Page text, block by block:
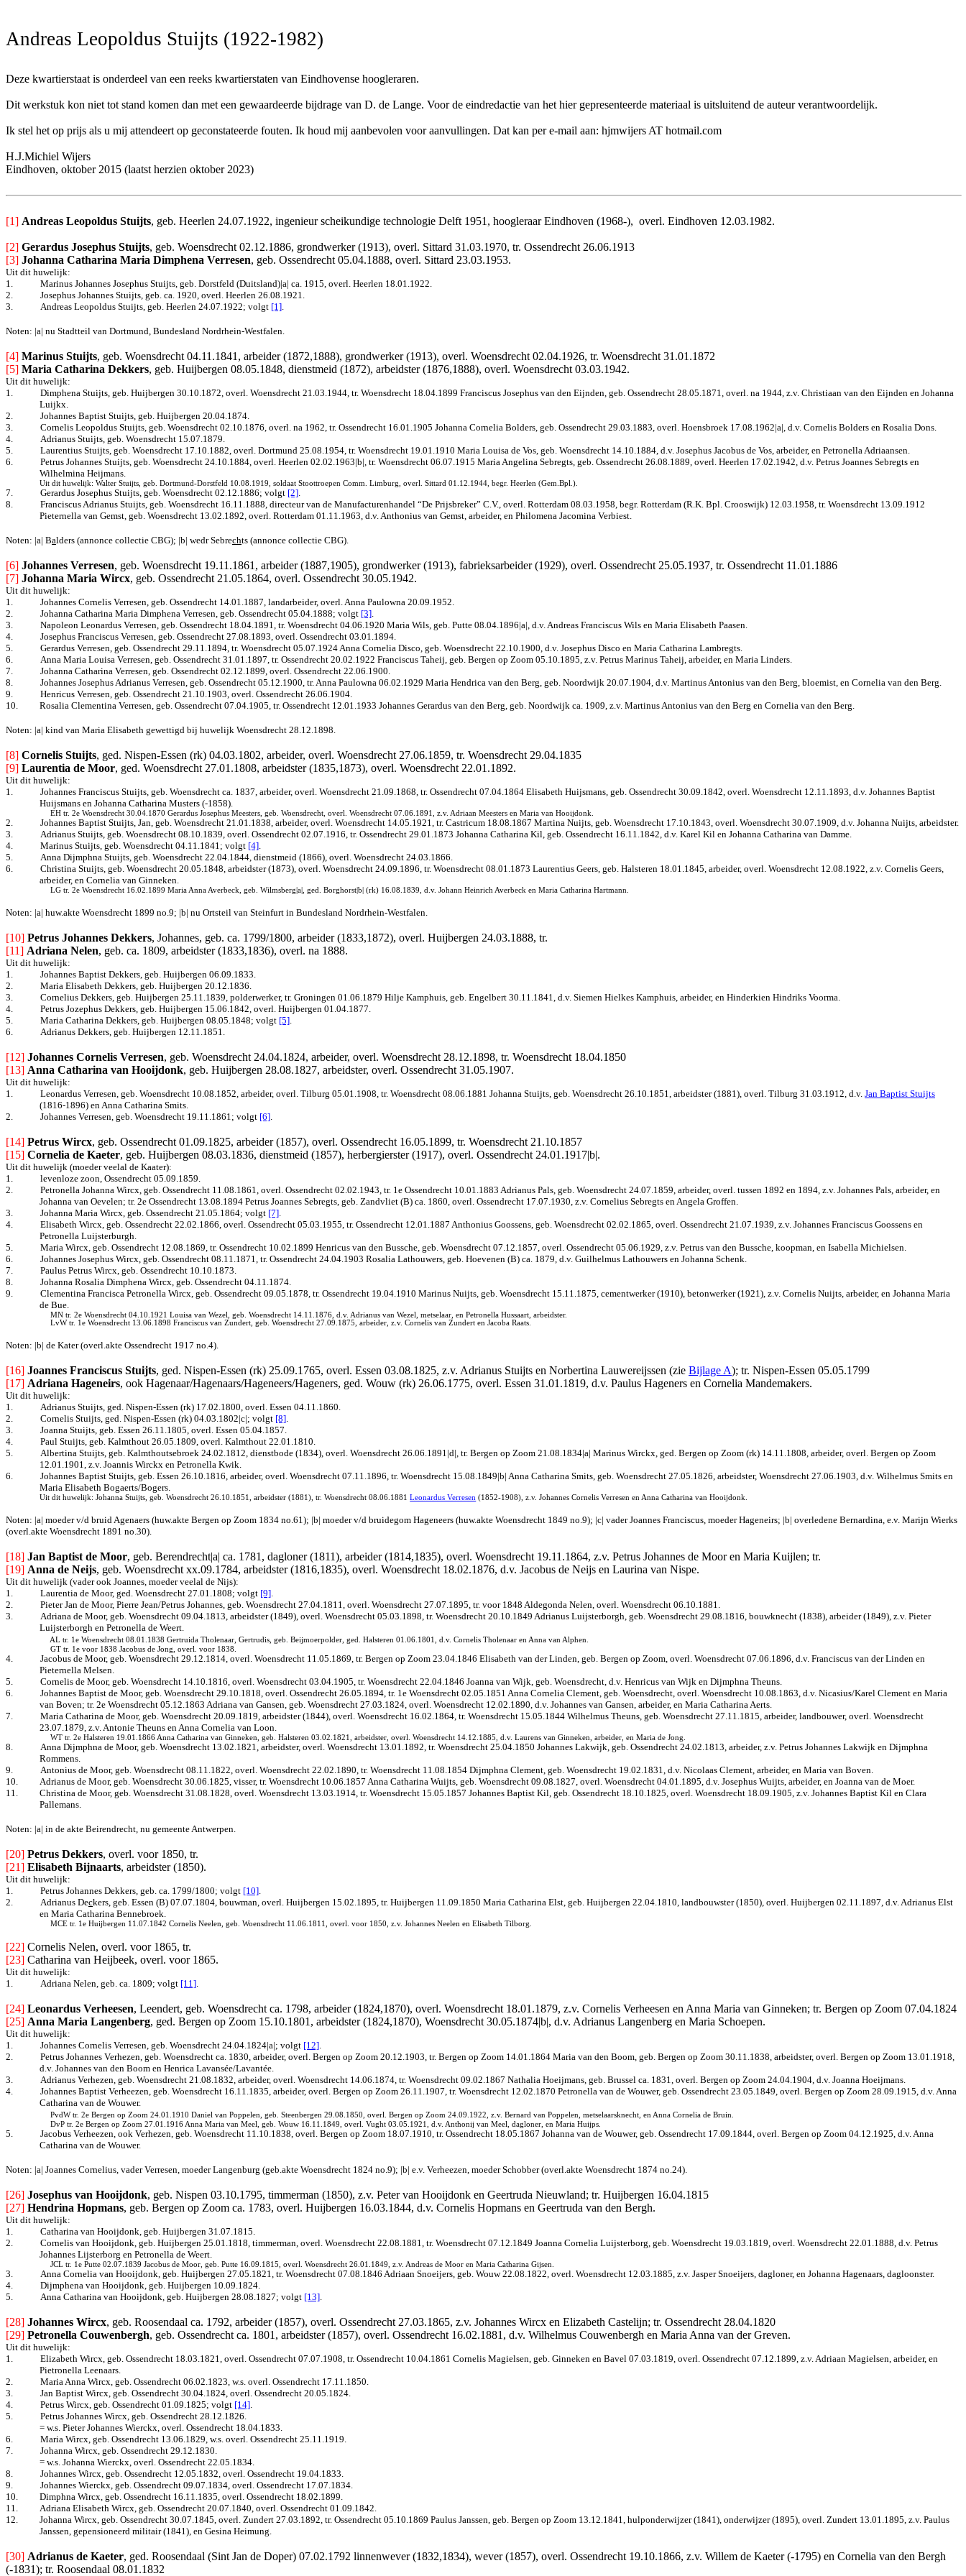
Andreas Leopoldus Stuijts (1922-1982)
Deze kwartierstaat is onderdeel van een reeks kwartierstaten van Eindhovense hoogleraren.
Dit werkstuk kon niet tot stand komen dan met een gewaardeerde bijdrage van D. de Lange. Voor de eindredactie van het hier gepresenteerde materiaal is uitsluitend de auteur verantwoordelijk.
Ik stel het op prijs als u mij attendeert op geconstateerde fouten. Ik houd mij aanbevolen voor aanvullingen. Dat kan per e-mail aan: hjmwijers AT hotmail.com
H.J.Michiel Wijers
Eindhoven, oktober 2015 (laatst herzien oktober 2023)
[1] Andreas Leopoldus Stuijts, geb. Heerlen 24.07.1922, ingenieur scheikundige technologie Delft 1951, hoogleraar Eindhoven (1968-), overl. Eindhoven 12.03.1982.
[2] Gerardus Josephus Stuijts, geb. Woensdrecht 02.12.1886, grondwerker (1913), overl. Sittard 31.03.1970, tr. Ossendrecht 26.06.1913
[3] Johanna Catharina Maria Dimphena Verresen, geb. Ossendrecht 05.04.1888, overl. Sittard 23.03.1953.
Uit dit huwelijk:
1.
Marinus Johannes Josephus Stuijts, geb. Dorstfeld (Duitsland)|a| ca. 1915, overl. Heerlen 18.01.1922.
2.
Josephus Johannes Stuijts, geb. ca. 1920, overl. Heerlen 26.08.1921.
3.
Andreas Leopoldus Stuijts, geb. Heerlen 24.07.1922; volgt [1].
Noten: |a| nu Stadtteil van Dortmund, Bundesland Nordrhein-Westfalen.
[4] Marinus Stuijts, geb. Woensdrecht 04.11.1841, arbeider (1872,1888), grondwerker (1913), overl. Woensdrecht 02.04.1926, tr. Woensdrecht 31.01.1872
[5] Maria Catharina Dekkers, geb. Huijbergen 08.05.1848, dienstmeid (1872), arbeidster (1876,1888), overl. Woensdrecht 03.03.1942.
Uit dit huwelijk:
1.
Dimphena Stuijts, geb. Huijbergen 30.10.1872, overl. Woensdrecht 21.03.1944, tr. Woensdrecht 18.04.1899 Franciscus Josephus van den Eijnden, geb. Ossendrecht 28.05.1871, overl. na 1944, z.v. Christiaan van den Eijnden en Johanna
Luijkx.
2.
Johannes Baptist Stuijts, geb. Huijbergen 20.04.1874.
3.
Cornelis Leopoldus Stuijts, geb. Woensdrecht 02.10.1876, overl. na 1962, tr. Ossendrecht 16.01.1905 Johanna Cornelia Bolders, geb. Ossendrecht 29.03.1883, overl. Hoensbroek 17.08.1962|a|, d.v. Cornelis Bolders en Rosalia Dons.
4.
Adrianus Stuijts, geb. Woensdrecht 15.07.1879.
5.
Laurentius Stuijts, geb. Woensdrecht 17.10.1882, overl. Dortmund 25.08.1954, tr. Woensdrecht 19.01.1910 Maria Louisa de Vos, geb. Woensdrecht 14.10.1884, d.v. Josephus Jacobus de Vos, arbeider, en Petronella Adriaansen.
6.
Petrus Johannes Stuijts, geb. Woensdrecht 24.10.1884, overl. Heerlen 02.02.1963|b|, tr. Woensdrecht 06.07.1915 Maria Angelina Sebregts, geb. Ossendrecht 26.08.1889, overl. Heerlen 17.02.1942, d.v. Petrus Joannes Sebregts en
Wilhelmina Heijmans.
Uit dit huwelijk: Walter Stuijts, geb. Dortmund-Dorstfeld 10.08.1919, soldaat Stoottroepen Comm. Limburg, overl. Sittard 01.12.1944, begr. Heerlen (Gem.Bpl.).
7. Gerardus Josephus Stuijts, geb. Woensdrecht 02.12.1886; volgt [2].
8.
Franciscus Adrianus Stuijts, geb. Woensdrecht 16.11.1888, directeur van de Manufacturenhandel “De Prijsbreker” C.V., overl. Rotterdam 08.03.1958, begr. Rotterdam (R.K. Bpl. Crooswijk) 12.03.1958, tr. Woensdrecht 13.09.1912
Pieternella van Gemst, geb. Woensdrecht 13.02.1892, overl. Rotterdam 01.11.1963, d.v. Anthonius van Gemst, arbeider, en Philomena Jacomina Verbiest.
Noten: |a| Balders (annonce collectie CBG); |b| wedr Sebrechts (annonce collectie CBG).
[6] Johannes Verresen, geb. Woensdrecht 19.11.1861, arbeider (1887,1905), grondwerker (1913), fabrieksarbeider (1929), overl. Ossendrecht 25.05.1937, tr. Ossendrecht 11.01.1886
[7] Johanna Maria Wircx, geb. Ossendrecht 21.05.1864, overl. Ossendrecht 30.05.1942.
Uit dit huwelijk:
1.
Johannes Cornelis Verresen, geb. Ossendrecht 14.01.1887, landarbeider, overl. Anna Paulowna 20.09.1952.
2.
Johanna Catharina Maria Dimphena Verresen, geb. Ossendrecht 05.04.1888; volgt [3].
3.
Napoleon Leonardus Verresen, geb. Ossendrecht 18.04.1891, tr. Woensdrecht 04.06.1920 Maria Wils, geb. Putte 08.04.1896|a|, d.v. Andreas Franciscus Wils en Maria Elisabeth Paasen.
4.
Josephus Franciscus Verresen, geb. Ossendrecht 27.08.1893, overl. Ossendrecht 03.01.1894.
5.
Gerardus Verresen, geb. Ossendrecht 29.11.1894, tr. Woensdrecht 05.07.1924 Anna Cornelia Disco, geb. Woensdrecht 22.10.1900, d.v. Josephus Disco en Maria Catharina Lambregts.
6.
Anna Maria Louisa Verresen, geb. Ossendrecht 31.01.1897, tr. Ossendrecht 20.02.1922 Franciscus Taheij, geb. Bergen op Zoom 05.10.1895, z.v. Petrus Marinus Taheij, arbeider, en Maria Linders.
7.
Johanna Catharina Verresen, geb. Ossendrecht 02.12.1899, overl. Ossendrecht 22.06.1900.
8.
Johannes Josephus Adrianus Verresen, geb. Ossendrecht 05.12.1900, tr. Anna Paulowna 06.02.1929 Maria Hendrica van den Berg, geb. Noordwijk 20.07.1904, d.v. Martinus Antonius van den Berg, bloemist, en Cornelia van den Berg.
9.
Henricus Verresen, geb. Ossendrecht 21.10.1903, overl. Ossendrecht 26.06.1904.
10.
Rosalia Clementina Verresen, geb. Ossendrecht 07.04.1905, tr. Ossendrecht 12.01.1933 Johannes Gerardus van den Berg, geb. Noordwijk ca. 1909, z.v. Martinus Antonius van den Berg en Cornelia van den Berg.
Noten: |a| kind van Maria Elisabeth gewettigd bij huwelijk Woensdrecht 28.12.1898.
[8] Cornelis Stuijts, ged. Nispen-Essen (rk) 04.03.1802, arbeider, overl. Woensdrecht 27.06.1859, tr. Woensdrecht 29.04.1835
[9] Laurentia de Moor, ged. Woensdrecht 27.01.1808, arbeidster (1835,1873), overl. Woensdrecht 22.01.1892.
Uit dit huwelijk:
1.
Johannes Franciscus Stuijts, geb. Woensdrecht ca. 1837, arbeider, overl. Woensdrecht 21.09.1868, tr. Ossendrecht 07.04.1864 Elisabeth Huijsmans, geb. Ossendrecht 30.09.1842, overl. Woensdrecht 12.11.1893, d.v. Johannes Baptist
Huijsmans en Johanna Catharina Musters (-1858).
EH tr. 2e Woensdrecht 30.04.1870 Gerardus Josephus Meesters, geb. Woensdrecht, overl. Woensdrecht 07.06.1891, z.v. Adriaan Meesters en Maria van Hooijdonk.
2.
Johannes Baptist Stuijts, Jan, geb. Woensdrecht 21.01.1838, arbeider, overl. Woensdrecht 14.05.1921, tr. Castricum 18.08.1867 Martina Nuijts, geb. Woensdrecht 17.10.1843, overl. Woensdrecht 30.07.1909, d.v. Johanna Nuijts, arbeidster.
3.
Adrianus Stuijts, geb. Woensdrecht 08.10.1839, overl. Ossendrecht 02.07.1916, tr. Ossendrecht 29.01.1873 Johanna Catharina Kil, geb. Ossendrecht 16.11.1842, d.v. Karel Kil en Johanna Catharina van Damme.
4.
Marinus Stuijts, geb. Woensdrecht 04.11.1841; volgt [4].
5.
Anna Dijmphna Stuijts, geb. Woensdrecht 22.04.1844, dienstmeid (1866), overl. Woensdrecht 24.03.1866.
6.
Christina Stuijts, geb. Woensdrecht 20.05.1848, arbeidster (1873), overl. Woensdrecht 24.09.1896, tr. Woensdrecht 08.01.1873 Laurentius Geers, geb. Halsteren 18.01.1845, arbeider, overl. Woensdrecht 12.08.1922, z.v. Cornelis Geers,
arbeider, en Cornelia van Ginneken.
LG tr. 2e Woensdrecht 16.02.1899 Maria Anna Averbeck, geb. Wilmsberg|a|, ged. Borghorst|b| (rk) 16.08.1839, d.v. Johann Heinrich Averbeck en Maria Catharina Hartmann.
Noten: |a| huw.akte Woensdrecht 1899 no.9; |b| nu Ortsteil van Steinfurt in Bundesland Nordrhein-Westfalen.
[10] Petrus Johannes Dekkers, Johannes, geb. ca. 1799/1800, arbeider (1833,1872), overl. Huijbergen 24.03.1888, tr.
[11] Adriana Nelen, geb. ca. 1809, arbeidster (1833,1836), overl. na 1888.
Uit dit huwelijk:
1.
Johannes Baptist Dekkers, geb. Huijbergen 06.09.1833.
2.
Maria Elisabeth Dekkers, geb. Huijbergen 20.12.1836.
3.
Cornelius Dekkers, geb. Huijbergen 25.11.1839, polderwerker, tr. Groningen 01.06.1879 Hilje Kamphuis, geb. Engelbert 30.11.1841, d.v. Siemen Hielkes Kamphuis, arbeider, en Hinderkien Hindriks Voorma.
4.
Petrus Jozephus Dekkers, geb. Huijbergen 15.06.1842, overl. Huijbergen 01.04.1877.
5.
Maria Catharina Dekkers, geb. Huijbergen 08.05.1848; volgt [5].
6.
Adrianus Dekkers, geb. Huijbergen 12.11.1851.
[12] Johannes Cornelis Verresen, geb. Woensdrecht 24.04.1824, arbeider, overl. Woensdrecht 28.12.1898, tr. Woensdrecht 18.04.1850
[13] Anna Catharina van Hooijdonk, geb. Huijbergen 28.08.1827, arbeidster, overl. Ossendrecht 31.05.1907.
Uit dit huwelijk:
1.
Leonardus Verresen, geb. Woensdrecht 10.08.1852, arbeider, overl. Tilburg 05.01.1908, tr. Woensdrecht 08.06.1881 Johanna Stuijts, geb. Woensdrecht 26.10.1851, arbeidster (1881), overl. Tilburg 31.03.1912, d.v. Jan Baptist Stuijts
(1816-1896) en Anna Catharina Smits.
2.
Johannes Verresen, geb. Woensdrecht 19.11.1861; volgt [6].
[14] Petrus Wircx, geb. Ossendrecht 01.09.1825, arbeider (1857), overl. Ossendrecht 16.05.1899, tr. Woensdrecht 21.10.1857
[15] Cornelia de Kaeter, geb. Huijbergen 08.03.1836, dienstmeid (1857), herbergierster (1917), overl. Ossendrecht 24.01.1917|b|.
Uit dit huwelijk (moeder veelal de Kaater):
1.
levenloze zoon, Ossendrecht 05.09.1859.
2.
Petronella Johanna Wircx, geb. Ossendrecht 11.08.1861, overl. Ossendrecht 02.02.1943, tr. 1e Ossendrecht 10.01.1883 Adrianus Pals, geb. Woensdrecht 24.07.1859, arbeider, overl. tussen 1892 en 1894, z.v. Johannes Pals, arbeider, en
Johanna van Oevelen; tr. 2e Ossendrecht 13.08.1894 Petrus Joannes Sebregts, geb. Zandvliet (B) ca. 1860, overl. Ossendrecht 17.07.1930, z.v. Cornelius Sebregts en Angela Groffen.
3.
Johanna Maria Wircx, geb. Ossendrecht 21.05.1864; volgt [7].
4.
Elisabeth Wircx, geb. Ossendrecht 22.02.1866, overl. Ossendrecht 05.03.1955, tr. Ossendrecht 12.01.1887 Anthonius Goossens, geb. Woensdrecht 02.02.1865, overl. Ossendrecht 21.07.1939, z.v. Johannes Franciscus Goossens en
Petronella Luijsterburgh.
5.
Maria Wircx, geb. Ossendrecht 12.08.1869, tr. Ossendrecht 10.02.1899 Henricus van den Bussche, geb. Woensdrecht 07.12.1857, overl. Ossendrecht 05.06.1929, z.v. Petrus van den Bussche, koopman, en Isabella Michielsen.
6.
Johannes Josephus Wircx, geb. Ossendrecht 08.11.1871, tr. Ossendrecht 24.04.1903 Rosalia Lathouwers, geb. Hoevenen (B) ca. 1879, d.v. Guilhelmus Lathouwers en Johanna Schenk.
7.
Paulus Petrus Wircx, geb. Ossendrecht 10.10.1873.
8.
Johanna Rosalia Dimphena Wircx, geb. Ossendrecht 04.11.1874.
9.
Clementina Francisca Petronella Wircx, geb. Ossendrecht 09.05.1878, tr. Ossendrecht 19.04.1910 Marinus Nuijts, geb. Woensdrecht 15.11.1875, cementwerker (1910), betonwerker (1921), z.v. Cornelis Nuijts, arbeider, en Johanna Maria
de Bue.
MN tr. 2e Woensdrecht 04.10.1921 Louisa van Wezel, geb. Woensdrecht 14.11.1876, d.v. Adrianus van Wezel, metselaar, en Petronella Hussaart, arbeidster.
LvW tr. 1e Woensdrecht 13.06.1898 Franciscus van Zundert, geb. Woensdrecht 27.09.1875, arbeider, z.v. Cornelis van Zundert en Jacoba Raats.
Noten: |b| de Kater (overl.akte Ossendrecht 1917 no.4).
[16] Joannes Franciscus Stuijts, ged. Nispen-Essen (rk) 25.09.1765, overl. Essen 03.08.1825, z.v. Adrianus Stuijts en Norbertina Lauwereijssen (zie Bijlage A); tr. Nispen-Essen 05.05.1799
[17] Adriana Hageneirs, ook Hagenaar/Hagenaars/Hageneers/Hageners, ged. Wouw (rk) 26.06.1775, overl. Essen 31.01.1819, d.v. Paulus Hageners en Cornelia Mandemakers.
Uit dit huwelijk:
1.
Adrianus Stuijts, ged. Nispen-Essen (rk) 17.02.1800, overl. Essen 04.11.1860.
2.
Cornelis Stuijts, ged. Nispen-Essen (rk) 04.03.1802|c|; volgt [8].
3.
Joanna Stuijts, geb. Essen 26.11.1805, overl. Essen 05.04.1857.
4.
Paul Stuijts, geb. Kalmthout 26.05.1809, overl. Kalmthout 22.01.1810.
5.
Albertina Stuijts, geb. Kalmthoutsebroek 24.02.1812, dienstbode (1834), overl. Woensdrecht 26.06.1891|d|, tr. Bergen op Zoom 21.08.1834|a| Marinus Wirckx, ged. Bergen op Zoom (rk) 14.11.1808, arbeider, overl. Bergen op Zoom
12.01.1901, z.v. Joannis Wirckx en Petronella Kwik.
6.
Johannes Baptist Stuijts, geb. Essen 26.10.1816, arbeider, overl. Woensdrecht 07.11.1896, tr. Woensdrecht 15.08.1849|b| Anna Catharina Smits, geb. Woensdrecht 27.05.1826, arbeidster, Woensdrecht 27.06.1903, d.v. Wilhelmus Smits en
Maria Elisabeth Bogaerts/Bogers.
Uit dit huwelijk: Johanna Stuijts, geb. Woensdrecht 26.10.1851, arbeidster (1881), tr. Woensdrecht 08.06.1881Leonardus Verresen (1852-1908), z.v. Johannes Cornelis Verresen en Anna Catharina van Hooijdonk.
Noten: |a| moeder v/d bruid Agenaers (huw.akte Bergen op Zoom 1834 no.61); |b| moeder v/d bruidegom Hageneers (huw.akte Woensdrecht 1849 no.9); |c| vader Joannes Franciscus, moeder Hageneirs; |b| overledene Bernardina, e.v. Marijn Wierks
(overl.akte Woensdrecht 1891 no.30).
[18] Jan Baptist de Moor, geb. Berendrecht|a| ca. 1781, dagloner (1811), arbeider (1814,1835), overl. Woensdrecht 19.11.1864, z.v. Petrus Johannes de Moor en Maria Kuijlen; tr.
[19] Anna de Neijs, geb. Woensdrecht xx.09.1784, arbeidster (1816,1835), overl. Woensdrecht 18.02.1876, d.v. Jacobus de Neijs en Laurina van Nispe.
Uit dit huwelijk (vader ook Joannes, moeder veelal de Nijs):
1.
Laurentia de Moor, ged. Woensdrecht 27.01.1808; volgt [9].
2.
Pieter Jan de Moor, Pierre Jean/Petrus Johannes, geb. Woensdrecht 27.04.1811, overl. Woensdrecht 27.07.1895, tr. voor 1848 Aldegonda Nelen, overl. Woensdrecht 06.10.1881.
3.
Adriana de Moor, geb. Woensdrecht 09.04.1813, arbeidster (1849), overl. Woensdrecht 05.03.1898, tr. Woensdrecht 20.10.1849 Adrianus Luijsterborgh, geb. Woensdrecht 29.08.1816, bouwknecht (1838), arbeider (1849), z.v. Pieter
Luijsterborgh en Petronella de Weert.
AL tr. 1e Woensdrecht 08.01.1838 Gertruida Tholenaar, Gertrudis, geb. Beijmoerpolder, ged. Halsteren 01.06.1801, d.v. Cornelis Tholenaar en Anna van Alphen.
GT tr. 1e voor 1838 Jacobus de Jong, overl. voor 1838.
4.
Jacobus de Moor, geb. Woensdrecht 29.12.1814, overl. Woensdrecht 11.05.1869, tr. Bergen op Zoom 23.04.1846 Elisabeth van der Linden, geb. Bergen op Zoom, overl. Woensdrecht 07.06.1896, d.v. Franciscus van der Linden en
Pieternella Melsen.
5.
Cornelis de Moor, geb. Woensdrecht 14.10.1816, overl. Woensdrecht 03.04.1905, tr. Woensdrecht 22.04.1846 Joanna van Wijk, geb. Woensdrecht, d.v. Henricus van Wijk en Dijmphna Theuns.
6.
Johannes Baptist de Moor, geb. Woensdrecht 29.10.1818, overl. Ossendrecht 26.05.1894, tr. 1e Woensdrecht 02.05.1851 Anna Cornelia Clement, geb. Woensdrecht, overl. Woensdrecht 10.08.1863, d.v. Nicasius/Karel Clement en Maria
van Boven; tr. 2e Woensdrecht 05.12.1863 Adriana van Gansen, geb. Woensdrecht 27.03.1824, overl. Woensdrecht 12.02.1890, d.v. Johannes van Gansen, arbeider, en Maria Catharina Aerts.
7.
Maria Catharina de Moor, geb. Woensdrecht 20.09.1819, arbeidster (1844), overl. Woensdrecht 16.02.1864, tr. Woensdrecht 15.05.1844 Wilhelmus Theuns, geb. Woensdrecht 27.11.1815, arbeider, landbouwer, overl. Woensdrecht
23.07.1879, z.v. Antonie Theuns en Anna Cornelia van Loon.
WT tr. 2e Halsteren 19.01.1866 Anna Catharina van Ginneken, geb. Halsteren 03.02.1821, arbeidster, overl. Woensdrecht 14.12.1885, d.v. Laurens van Ginneken, arbeider, en Maria de Jong.
8.
Anna Dijmphna de Moor, geb. Woensdrecht 13.02.1821, arbeidster, overl. Woensdrecht 13.01.1892, tr. Woensdrecht 25.04.1850 Johannes Lakwijk, geb. Ossendrecht 24.02.1813, arbeider, z.v. Petrus Johannes Lakwijk en Dijmphna
Rommens.
9.
Antonius de Moor, geb. Woensdrecht 08.11.1822, overl. Woensdrecht 22.02.1890, tr. Woensdrecht 11.08.1854 Dijmphna Clement, geb. Woensdrecht 19.02.1831, d.v. Nicolaas Clement, arbeider, en Maria van Boven.
10.
Adrianus de Moor, geb. Woensdrecht 30.06.1825, visser, tr. Woensdrecht 10.06.1857 Anna Catharina Wuijts, geb. Woensdrecht 09.08.1827, overl. Woensdrecht 04.01.1895, d.v. Josephus Wuijts, arbeider, en Joanna van de Moer.
11.
Christina de Moor, geb. Woensdrecht 31.08.1828, overl. Woensdrecht 13.03.1914, tr. Woensdrecht 15.05.1857 Johannes Baptist Kil, geb. Ossendrecht 18.10.1825, overl. Woensdrecht 18.09.1905, z.v. Johannes Baptist Kil en Clara
Pallemans.
Noten: |a| in de akte Beirendrecht, nu gemeente Antwerpen.
[20] Petrus Dekkers, overl. voor 1850, tr.
[21] Elisabeth Bijnaarts, arbeidster (1850).
Uit dit huwelijk:
1.
Petrus Johannes Dekkers, geb. ca. 1799/1800; volgt [10].
2.
Adrianus Deckers, geb. Essen (B) 07.07.1804, bouwman, overl. Huijbergen 15.02.1895, tr. Huijbergen 11.09.1850 Maria Catharina Elst, geb. Huijbergen 22.04.1810, landbouwster (1850), overl. Huijbergen 02.11.1897, d.v. Adrianus Elst
en Maria Catharina Bennebroek.
MCE tr. 1e Huijbergen 11.07.1842 Cornelis Neelen, geb. Woensdrecht 11.06.1811, overl. voor 1850, z.v. Johannes Neelen en Elisabeth Tilborg.
[22] Cornelis Nelen, overl. voor 1865, tr.
[23] Catharina van Heijbeek, overl. voor 1865.
Uit dit huwelijk:
1.
Adriana Nelen, geb. ca. 1809; volgt [11].
[24] Leonardus Verheesen, Leendert, geb. Woensdrecht ca. 1798, arbeider (1824,1870), overl. Woensdrecht 18.01.1879, z.v. Cornelis Verheesen en Anna Maria van Ginneken; tr. Bergen op Zoom 07.04.1824
[25] Anna Maria Langenberg, ged. Bergen op Zoom 15.10.1801, arbeidster (1824,1870), Woensdrecht 30.05.1874|b|, d.v. Adrianus Langenberg en Maria Schoepen.
Uit dit huwelijk:
1.
Johannes Cornelis Verresen, geb. Woensdrecht 24.04.1824|a|; volgt [12].
2.
Petrus Johannes Verhezen, geb. Woensdrecht ca. 1830, arbeider, overl. Bergen op Zoom 20.12.1903, tr. Bergen op Zoom 14.01.1864 Maria van den Boom, geb. Bergen op Zoom 30.11.1838, arbeidster, overl. Bergen op Zoom 13.01.1918,
d.v. Johannes van den Boom en Henrica Lavansée/Lavantée.
3.
Adrianus Verhezen, geb. Woensdrecht 21.08.1832, arbeider, overl. Woensdrecht 14.06.1874, tr. Woensdrecht 09.02.1867 Nathalia Hoeijmans, geb. Brussel ca. 1831, overl. Bergen op Zoom 24.04.1904, d.v. Joanna Hoeijmans.
4.
Johannes Baptist Verheezen, geb. Woensdrecht 16.11.1835, arbeider, overl. Bergen op Zoom 26.11.1907, tr. Woensdrecht 12.02.1870 Petronella van de Wouwer, geb. Ossendrecht 23.05.1849, overl. Bergen op Zoom 28.09.1915, d.v. Anna
Catharina van de Wouwer.
PvdW tr. 2e Bergen op Zoom 24.01.1910 Daniel van Poppelen, geb. Steenbergen 29.08.1850, overl. Bergen op Zoom 24.09.1922, z.v. Bernard van Poppelen, metselaarsknecht, en Anna Cornelia de Bruin.
DvP tr. 2e Bergen op Zoom 27.01.1916 Anna Maria van Meel, geb. Wouw 16.11.1849, overl. Vught 03.05.1921, d.v. Anthonij van Meel, dagloner, en Maria Huijps.
5.
Jacobus Verheezen, ook Verhezen, geb. Woensdrecht 11.10.1838, overl. Bergen op Zoom 18.07.1910, tr. Ossendrecht 18.05.1867 Johanna van de Wouwer, geb. Ossendrecht 17.09.1844, overl. Bergen op Zoom 04.12.1925, d.v. Anna
Catharina van de Wouwer.
Noten: |a| Joannes Cornelius, vader Verresen, moeder Langenburg (geb.akte Woensdrecht 1824 no.9); |b| e.v. Verheezen, moeder Schobber (overl.akte Woensdrecht 1874 no.24).
[26] Josephus van Hooijdonk, geb. Nispen 03.10.1795, timmerman (1850), z.v. Peter van Hooijdonk en Geertruda Nieuwland; tr. Huijbergen 16.04.1815
[27] Hendrina Hopmans, geb. Bergen op Zoom ca. 1783, overl. Huijbergen 16.03.1844, d.v. Cornelis Hopmans en Geertruda van den Bergh.
Uit dit huwelijk:
1.
Catharina van Hooijdonk, geb. Huijbergen 31.07.1815.
2.
Cornelis van Hooijdonk, geb. Huijbergen 25.01.1818, timmerman, overl. Woensdrecht 22.08.1881, tr. Woensdrecht 07.12.1849 Joanna Cornelia Luijsterborg, geb. Woensdrecht 19.03.1819, overl. Woensdrecht 22.01.1888, d.v. Petrus
Johannes Lijsterborg en Petronella de Weert.
JCL tr. 1e Putte 02.07.1839 Jacobus de Moor, geb. Putte 16.09.1815, overl. Woensdrecht 26.01.1849, z.v. Andreas de Moor en Maria Catharina Gijsen.
3.
Anna Cornelia van Hooijdonk, geb. Huijbergen 27.05.1821, tr. Woensdrecht 07.08.1846 Adriaan Snoeijers, geb. Wouw 22.08.1822, overl. Woensdrecht 12.03.1885, z.v. Jasper Snoeijers, dagloner, en Johanna Hagenaars, dagloonster.
4.
Dijmphena van Hooijdonk, geb. Huijbergen 10.09.1824.
5.
Anna Catharina van Hooijdonk, geb. Huijbergen 28.08.1827; volgt [13].
[28] Johannes Wircx, geb. Roosendaal ca. 1792, arbeider (1857), overl. Ossendrecht 27.03.1865, z.v. Johannes Wircx en Elizabeth Castelijn; tr. Ossendrecht 28.04.1820
[29] Petronella Couwenbergh, geb. Ossendrecht ca. 1801, arbeidster (1857), overl. Ossendrecht 16.02.1881, d.v. Wilhelmus Couwenbergh en Maria Anna van der Greven.
Uit dit huwelijk:
1.
Elizabeth Wircx, geb. Ossendrecht 18.03.1821, overl. Ossendrecht 07.07.1908, tr. Ossendrecht 10.04.1861 Cornelis Magielsen, geb. Ginneken en Bavel 07.03.1819, overl. Ossendrecht 07.12.1899, z.v. Adriaan Magielsen, arbeider, en
Pietronella Leenaars.
2.
Maria Anna Wircx, geb. Ossendrecht 06.02.1823, w.s. overl. Ossendrecht 17.11.1850.
3.
Jan Baptist Wircx, geb. Ossendrecht 30.04.1824, overl. Ossendrecht 20.05.1824.
4.
Petrus Wircx, geb. Ossendrecht 01.09.1825; volgt [14].
5.
Petrus Johannes Wircx, geb. Ossendrecht 28.12.1826.
= w.s. Pieter Johannes Wierckx, overl. Ossendrecht 18.04.1833.
6.
Maria Wircx, geb. Ossendrecht 13.06.1829, w.s. overl. Ossendrecht 25.11.1919.
7.
Johanna Wircx, geb. Ossendrecht 29.12.1830.
= w.s. Johanna Wierckx, overl.Ossendrecht 22.05.1834.
8.
Johannes Wircx, geb. Ossendrecht 12.05.1832, overl. Ossendrecht 19.04.1833.
9.
Johannes Wierckx, geb. Ossendrecht 09.07.1834, overl. Ossendrecht 17.07.1834.
10.
Dimphna Wircx, geb. Ossendrecht 16.11.1835, overl. Ossendrecht 18.02.1899.
11.
Adriana Elisabeth Wircx, geb. Ossendrecht 20.07.1840, overl. Ossendrecht 01.09.1842.
12.
Johanna Wircx, geb. Ossendrecht 30.07.1845, overl. Zundert 27.03.1892, tr. Ossendrecht 05.10.1869 Paulus Janssen, geb. Bergen op Zoom 13.12.1841, hulponderwijzer (1841), onderwijzer (1895), overl. Zundert 13.01.1895, z.v. Paulus
Janssen, gepensioneerd militair (1841), en Gesina Heimung.
[30] Adrianus de Kaeter, ged. Roosendaal (Sint Jan de Doper) 07.02.1792 linnenwever (1832,1834), wever (1857), overl. Ossendrecht 19.10.1866, z.v. Willem de Kaeter (-1795) en Cornelia van den Bergh
(-1831); tr. Roosendaal 08.01.1832